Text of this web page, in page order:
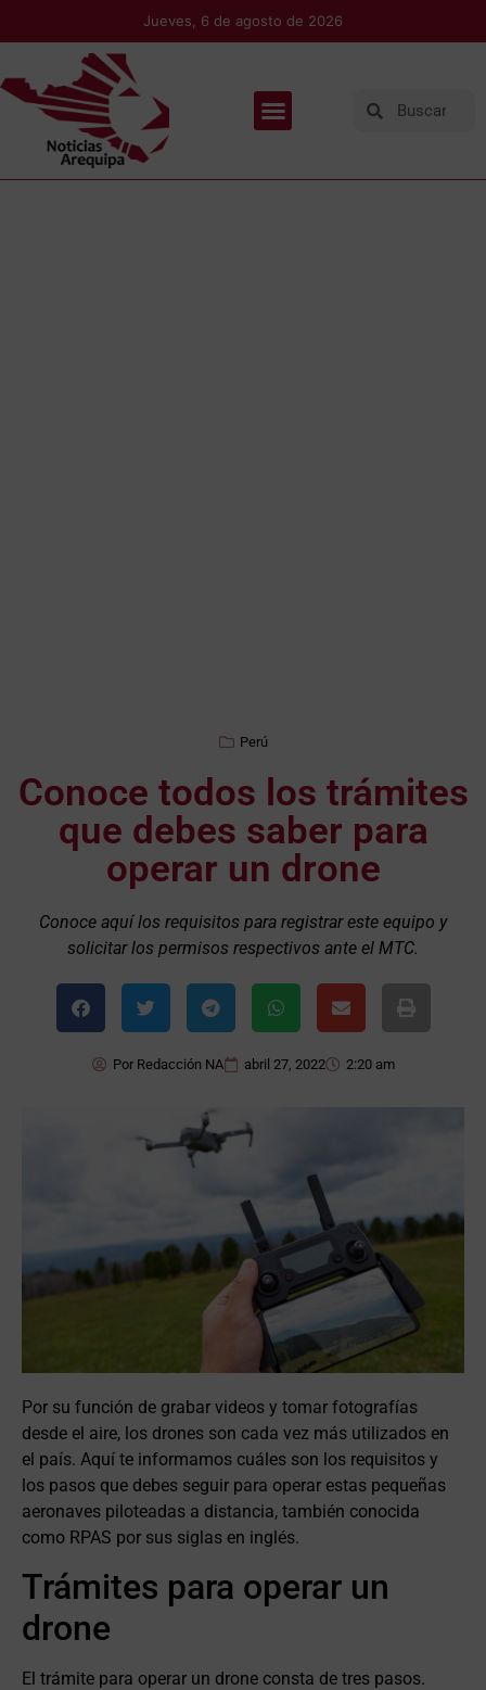
Jueves, 6 de agosto de 2026
Perú
Conoce todos los trámites
que debes saber para
operar un drone
Conoce aquí los requisitos para registrar este equipo y
solicitar los permisos respectivos ante el MTC.
PorRedacción NA abril 27, 2022 2:20 am
Por su función de grabar videos y tomar fotografías
desde el aire, los drones son cada vez más utilizados en
el país. Aquí te informamos cuáles son los requisitos y
los pasos que debes seguir para operar estas pequeñas
aeronaves piloteadas a distancia, también conocida
como RPAS por sus siglas en inglés.
Trámites para operar un
drone
El trámite para operar un drone consta de tres pasos.